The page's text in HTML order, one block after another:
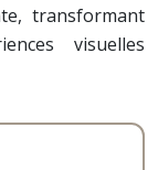
transformant
visuelles